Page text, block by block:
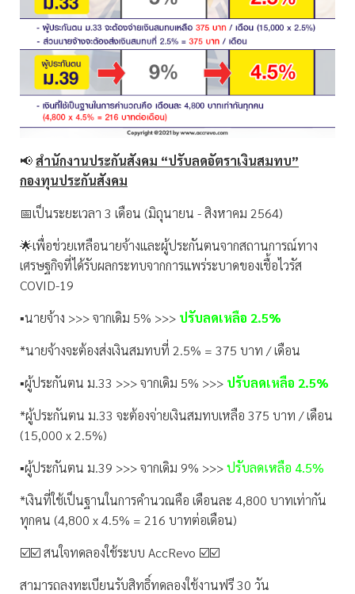
📢สำนักงานประกันสังคม “ปรับลดอัตราเงินสมทบ”
กองทุนประกันสังคม
📅เป็นระยะเวลา 3 เดือน (มิถุนายน - สิงหาคม 2564)
🌟เพื่อช่วยเหลือนายจ้างและผู้ประกันตนจากสถานการณ์ทาง
เศรษฐกิจที่ได้รับผลกระทบจากการแพร่ระบาดของเชื้อไวรัส
COVID-19
▪️นายจ้าง >>> จากเดิม 5% >>> ปรับลดเหลือ 2.5%
*นายจ้างจะต้องส่งเงินสมทบที่ 2.5% = 375 บาท / เดือน
▪️ผู้ประกันตน ม.33 >>> จากเดิม 5% >>> ปรับลดเหลือ 2.5%
*ผู้ประกันตน ม.33 จะต้องจ่ายเงินสมทบเหลือ 375 บาท / เดือน
(15,000 x 2.5%)
▪️ผู้ประกันตน ม.39 >>> จากเดิม 9% >>>ปรับลดเหลือ 4.5%
*เงินที่ใช้เป็นฐานในการคำนวณคือ เดือนละ 4,800 บาทเท่ากัน
ทุกคน (4,800 x 4.5% = 216 บาทต่อเดือน)
☑️☑️ สนใจทดลองใช้ระบบ AccRevo ☑️☑️
สามารถลงทะเบียนรับสิทธิ์ทดลองใช้งานฟรี 30 วัน